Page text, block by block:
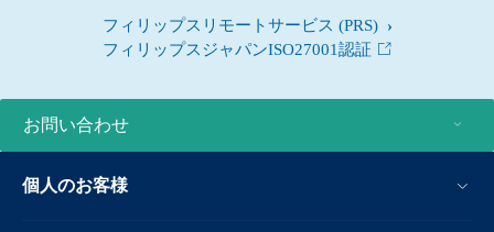
フィリップスリモートサービス (PRS)
フィリップスジャパンISO27001認証
お問い合わせ
個人のお客様